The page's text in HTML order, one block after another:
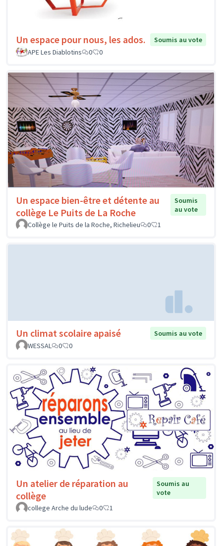
Un espace pour nous, les ados.
Soumis au vote
APE Les Diablotins
0 0
Un espace bien-être et détente au
collège Le Puits de La Roche
Soumis
au vote
Collège le Puits de la Roche, Richelieu
0 1
Un climat scolaire apaisé
Soumis au vote
WESSAL
0 0
Un atelier de réparation au
collège
Soumis au
vote
college Arche du lude
0 1